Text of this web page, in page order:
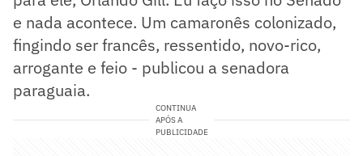
e nada acontece. Um camaronês colonizado,
fingindo ser francês, ressentido, novo-rico,
arrogante e feio - publicou a senadora
paraguaia.
CONTINUA
APÓS A
PUBLICIDADE